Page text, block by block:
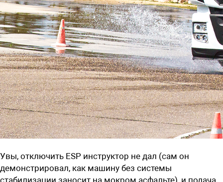
Увы, отключить ESP инструктор не дал (сам он
демонстрировал, как машину без системы
стабилизации заносит на мокром асфальте), и подача